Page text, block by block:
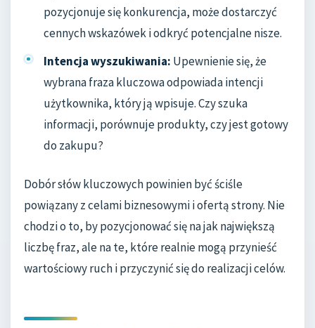
pozycjonuje się konkurencja, może dostarczyć
cennych wskazówek i odkryć potencjalne nisze.
Intencja wyszukiwania: Upewnienie się, że
wybrana fraza kluczowa odpowiada intencji
użytkownika, który ją wpisuje. Czy szuka
informacji, porównuje produkty, czy jest gotowy
do zakupu?
Dobór słów kluczowych powinien być ściśle
powiązany z celami biznesowymi i ofertą strony. Nie
chodzi o to, by pozycjonować się na jak największą
liczbę fraz, ale na te, które realnie mogą przynieść
wartościowy ruch i przyczynić się do realizacji celów.